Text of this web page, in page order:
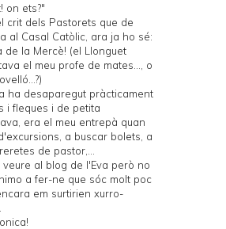
on ets?"
crit dels Pastorets que de
al Casal Catòlic, ara ja ho sé:
de la Mercè! (el Llonguet
el meu profe de mates..., o
ha desaparegut pràcticament
i fleques i de petita
era el meu entrepà quan
a buscar bolets, a
de pastor,...
veure al blog de l'Eva però no
a fer-ne que sóc molt poc
em surtirien xurro-